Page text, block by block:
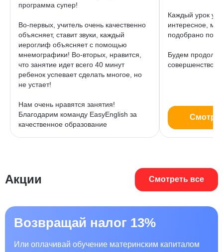
программа супер!
Во-первых, учитель очень качественно
объясняет, ставит звуки, каждый
иероглиф объясняет с помощью
мнемографики! Во-вторых, нравится,
что занятие идет всего 40 минут
ребенок успевает сделать многое, но
не устает!
Нам очень нравятся занятия!
Благодарим команду EasyEnglish за
качественное образование
Каждый урок
интересное,
подобрано по
Будем
Акции Смотреть все
Возвращай налог 13%
Или оплачивай обучение материнским капиталом